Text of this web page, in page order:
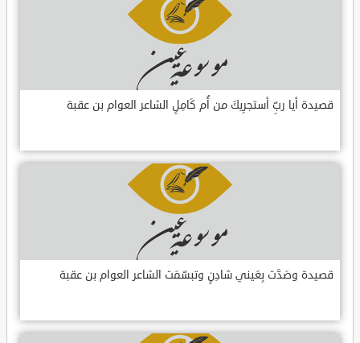
قصيدة أيا ربِّ أستجرِيكَ من أُم كَامِلٍ الشاعر العوام بن عقبة
قصيدة وصَدَّت بِعَيني شادِنٍ وتبسّمَت الشاعر العوام بن عقبة